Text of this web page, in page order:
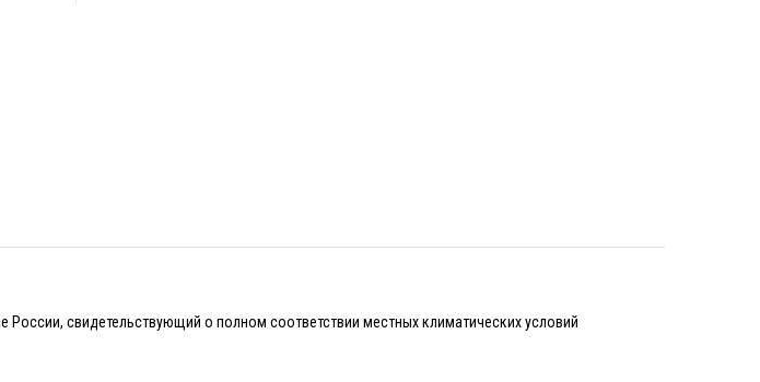
свидетельствующий о полном соответствии местных климатических условий